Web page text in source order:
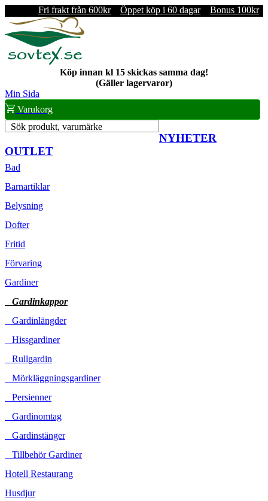
Fri frakt från 600kr Öppet köp i 60 dagar Bonus 100kr
Köp innan kl 15 skickas samma dag!
(Gäller lagervaror)
Min Sida
Varukorg
Sök produkt, varumärke
NYHETER
OUTLET
Bad
Barnartiklar
Belysning
Dofter
Fritid
Förvaring
Gardiner
Gardinkappor
Gardinlängder
Hissgardiner
Rullgardin
Mörkläggningsgardiner
Persienner
Gardinomtag
Gardinstänger
Tillbehör Gardiner
Hotell Restaurang
Husdjur